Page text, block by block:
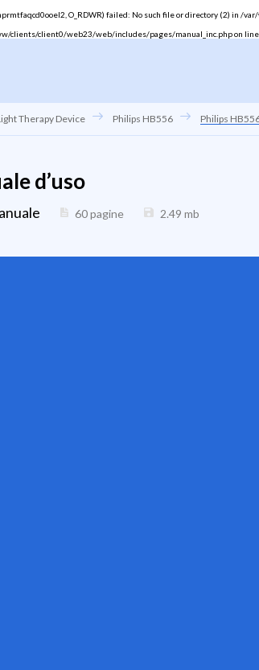
O_RDWR) failed: No such file or directory (2) in /var/
clients/client0/web23/web/includes/pages/manual_inc.phpon line
Therapy Device Philips HB556 Philips
d’uso
60 pagine 2.49 mb